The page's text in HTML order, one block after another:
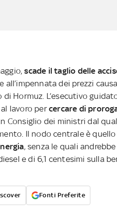
scade il taglio delle
all’impennata dei prezzi
Hormuz. L’esecutivo
lavoro per cercare di
Consiglio dei ministri dal
Il nodo centrale è
, senza le quali
e di 6,1 centesimi sulla
Fonti Preferite